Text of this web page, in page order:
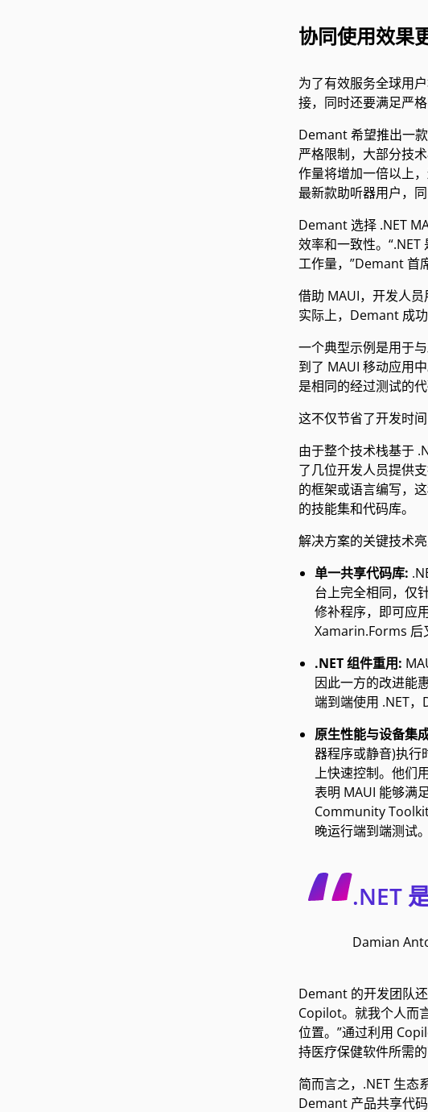
协同使用效果
为了有效服务全球用
接，同时还要满足严
Demant 希望推出一
严格限制，大部分技
作量将增加一倍以上
最新款助听器用户，
Demant 选择 .NET
效率和一致性。
工作量，”Demant 首
借助 MAUI，开发人
实际上，Demant 成
一个典型示例是用于
到了 MAUI 移动应用
是相同的经过测试的
这不仅节省了开发时
由于整个技术栈基于
了几位开发人员提供
的框架或语言编写，
的技能集和代码库。
解决方案的关键技术
单一共享代码库:
台上完全相同，仅
修补程序，即可应
Xamarin.Forms 后
.NET 组件重用:
因此一方的改进能
端到端使用 .NET，
原生性能与设备集
器程序或静音)执行
上快速控制。他们
表明 MAUI 能够满
Community
晚运行端到端测试
.NET
Damian
Demant 的开发团队
Copilot。就我个人而
位置。”通过利用
持医疗保健软件所需的
简而言之，.NET 生态
Demant 产品共享代